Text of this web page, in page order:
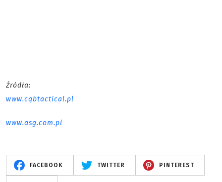
Źródła:
www.cqbtactical.pl
www.asg.com.pl
FACEBOOK TWITTER PINTEREST